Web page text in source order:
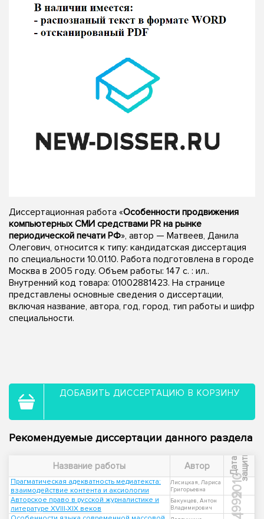
Диссертационная работа «Особенности продвижения
компьютерных СМИ средствами РR на рынке
периодической печати РФ», автор — Матвеев, Данила
Олегович, относится к типу: кандидатская диссертация
по специальности 10.01.10. Работа подготовлена в городе
Москва в 2005 году. Объем работы: 147 с. : ил..
Внутренний код товара: 01002881423. На странице
представлены основные сведения о диссертации,
включая название, автора, год, город, тип работы и шифр
специальности.
ДОБАВИТЬ ДИССЕРТАЦИЮ В КОРЗИНУ
Рекомендуемые диссертации данного раздела
Название работы Автор Д
а
т
а
з
а
щ
и
ты
Прагматическая адекватность медиатекста:
взаимодействие контента и аксиологии
Лисицкая, Лариса
Григорьевна
2010
Авторское право в русской журналистике и
литературе XVIII-XIX веков
Бакунцев, Антон
Владимирович
1999